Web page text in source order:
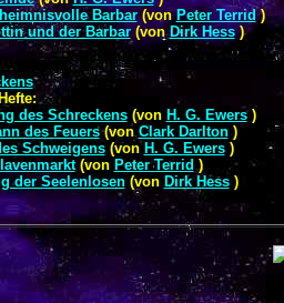
Barbar(vonPeter Terrid)
und der Barbar(vonDirk Hess)
des Schreckens(von H. G. Ewers)
des Feuers(vonClark Darlton)
Schweigens(von H. G. Ewers)
(von Peter Terrid )
der Seelenlosen(von Dirk Hess)